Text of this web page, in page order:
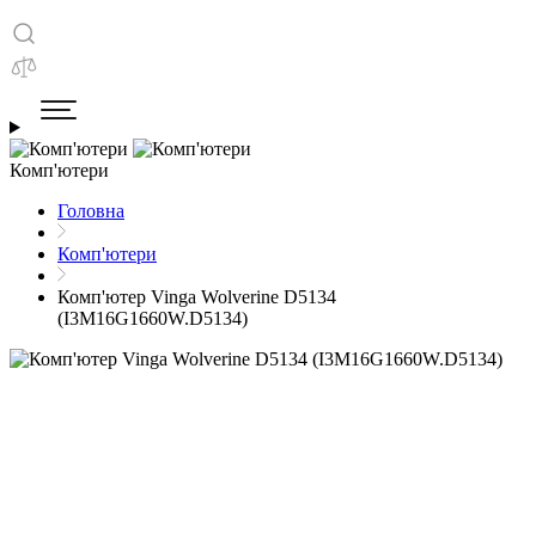
Комп'ютери
Головна
Комп'ютери
Комп'ютер Vinga Wolverine D5134
(I3M16G1660W.D5134)